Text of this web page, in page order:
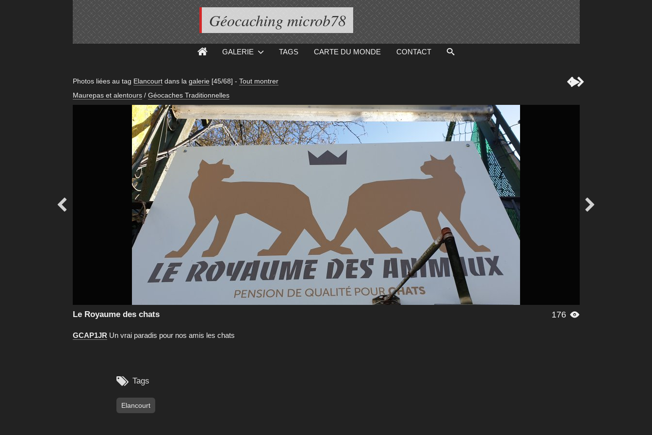
Géocaching microb78
GALERIE TAGS CARTE DU MONDE CONTACT
Photos liées au tag Elancourtdans la galerie [45/68] - Tout montrer
Maurepas et alentours / Géocaches Traditionnelles

 
176 
Le Royaume des chats
GCAP1JR Un vrai paradis pour nos amis les chats
 Tags
Elancourt